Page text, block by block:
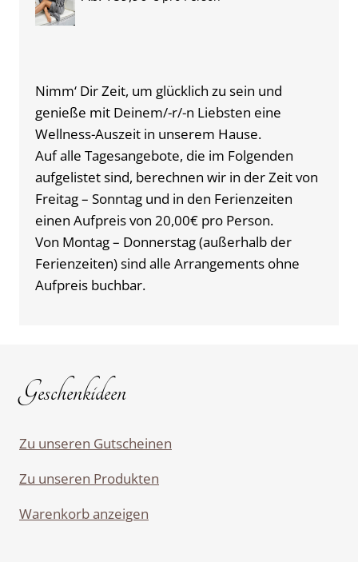
Nimm‘ Dir Zeit, um glücklich zu sein und
genieße mit Deinem/-r/-n Liebsten eine
Wellness-Auszeit in unserem Hause.
Auf alle Tagesangebote, die im Folgenden
aufgelistet sind, berechnen wir in der Zeit von
Freitag – Sonntag und in den Ferienzeiten
einen Aufpreis von 20,00€ pro Person.
Von Montag – Donnerstag (außerhalb der
Ferienzeiten) sind alle Arrangements ohne
Aufpreis buchbar.
Geschenkideen
Zu unseren Gutscheinen
Zu unseren Produkten
Warenkorb anzeigen